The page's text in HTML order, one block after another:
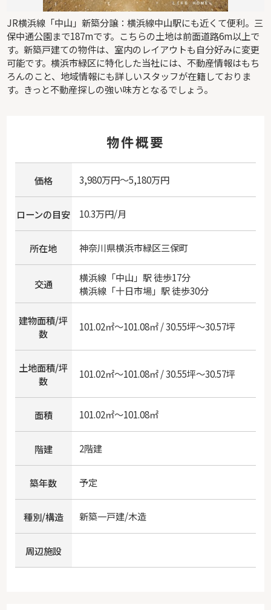
JR横浜線「中山」新築分譲：横浜線中山駅にも近くて便利。三
保中通公園まで187mです。こちらの土地は前面道路6m以上で
す。新築戸建ての物件は、室内のレイアウトも自分好みに変更
可能です。横浜市緑区に特化した当社には、不動産情報はもち
ろんのこと、地域情報にも詳しいスタッフが在籍しておりま
す。きっと不動産探しの強い味方となるでしょう。
物件概要
価格 3,980万円～5,180万円
ローンの目安 10.3万円/月
所在地 神奈川県横浜市緑区三保町
交通 横浜線「中山 」駅 徒歩17分
横浜線「十日市場」駅 徒歩30分
建物面積/坪
数
101.02㎡～101.08㎡ / 30.55坪～30.57坪
土地面積/坪
数
101.02㎡～101.08㎡ / 30.55坪～30.57坪
面積 101.02㎡～101.08㎡
階建 2階建
築年数 予定
種別/構造 新築一戸建/木造
周辺施設